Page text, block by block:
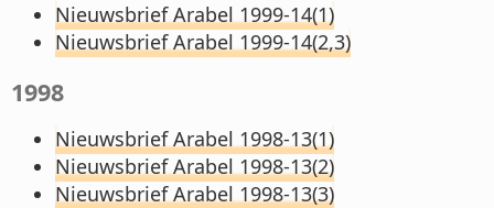
Nieuwsbrief Arabel 1999-14(1)
Nieuwsbrief Arabel 1999-14(2,3)
1998
Nieuwsbrief Arabel 1998-13(1)
Nieuwsbrief Arabel 1998-13(2)
Nieuwsbrief Arabel 1998-13(3)